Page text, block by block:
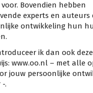
Bovendien hebben
experts en auteurs
ontwikkeling hun
ik dan ook
www.oo.nl – met alle
jouw persoonlijke
.